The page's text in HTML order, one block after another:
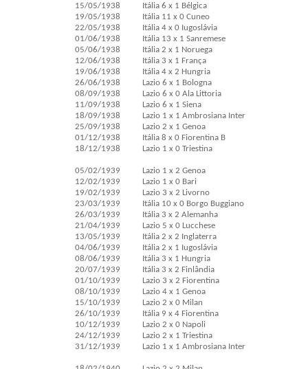
15/05/1938
19/05/1938
22/05/1938
01/06/1938
05/06/1938
12/06/1938
19/06/1938
26/06/1938
08/09/1938
11/09/1938
18/09/1938
25/09/1938
01/12/1938
18/12/1938
05/02/1939
12/02/1939
19/02/1939
23/03/1939
26/03/1939
21/04/1939
13/05/1939
04/06/1939
08/06/1939
20/07/1939
01/10/1939
08/10/1939
15/10/1939
26/10/1939
10/12/1939
24/12/1939
31/12/1939
Itália 6 x 1 Bélgica
Itália 11 x 0 Cuneo
Itália 4 x 0 Iugoslávia
Itália 13 x 1 Sanremese
Itália 2 x 1 Noruega
Itália 3 x 1 França
Itália 4 x 2 Hungria
Lazio 6 x 1 Bologna
Lazio 6 x 0 Ala Littoria
Lazio 6 x 1 Siena
Lazio 1 x 1 Ambrosiana Inter
Lazio 2 x 1 Genoa
Itália 8 x 0 Fiorentina B
Lazio 1 x 0 Triestina
Lazio 1 x 2 Genoa
Lazio 1 x 0 Bari
Lazio 3 x 2 Livorno
Itália 10 x 0 Borgo Buggiano
Itália 3 x 2 Alemanha
Lazio 5 x 0 Lucchese
Itália 2 x 2 Inglaterra
Itália 2 x 1 Iugoslávia
Itália 3 x 1 Hungria
Itália 3 x 2 Finlândia
Lazio 3 x 2 Fiorentina
Lazio 4 x 1 Genoa
Lazio 2 x 0 Milan
Itália 9 x 4 Fiorentina
Lazio 2 x 0 Napoli
Lazio 2 x 1 Triestina
Lazio 1 x 1 Ambrosiana Inter